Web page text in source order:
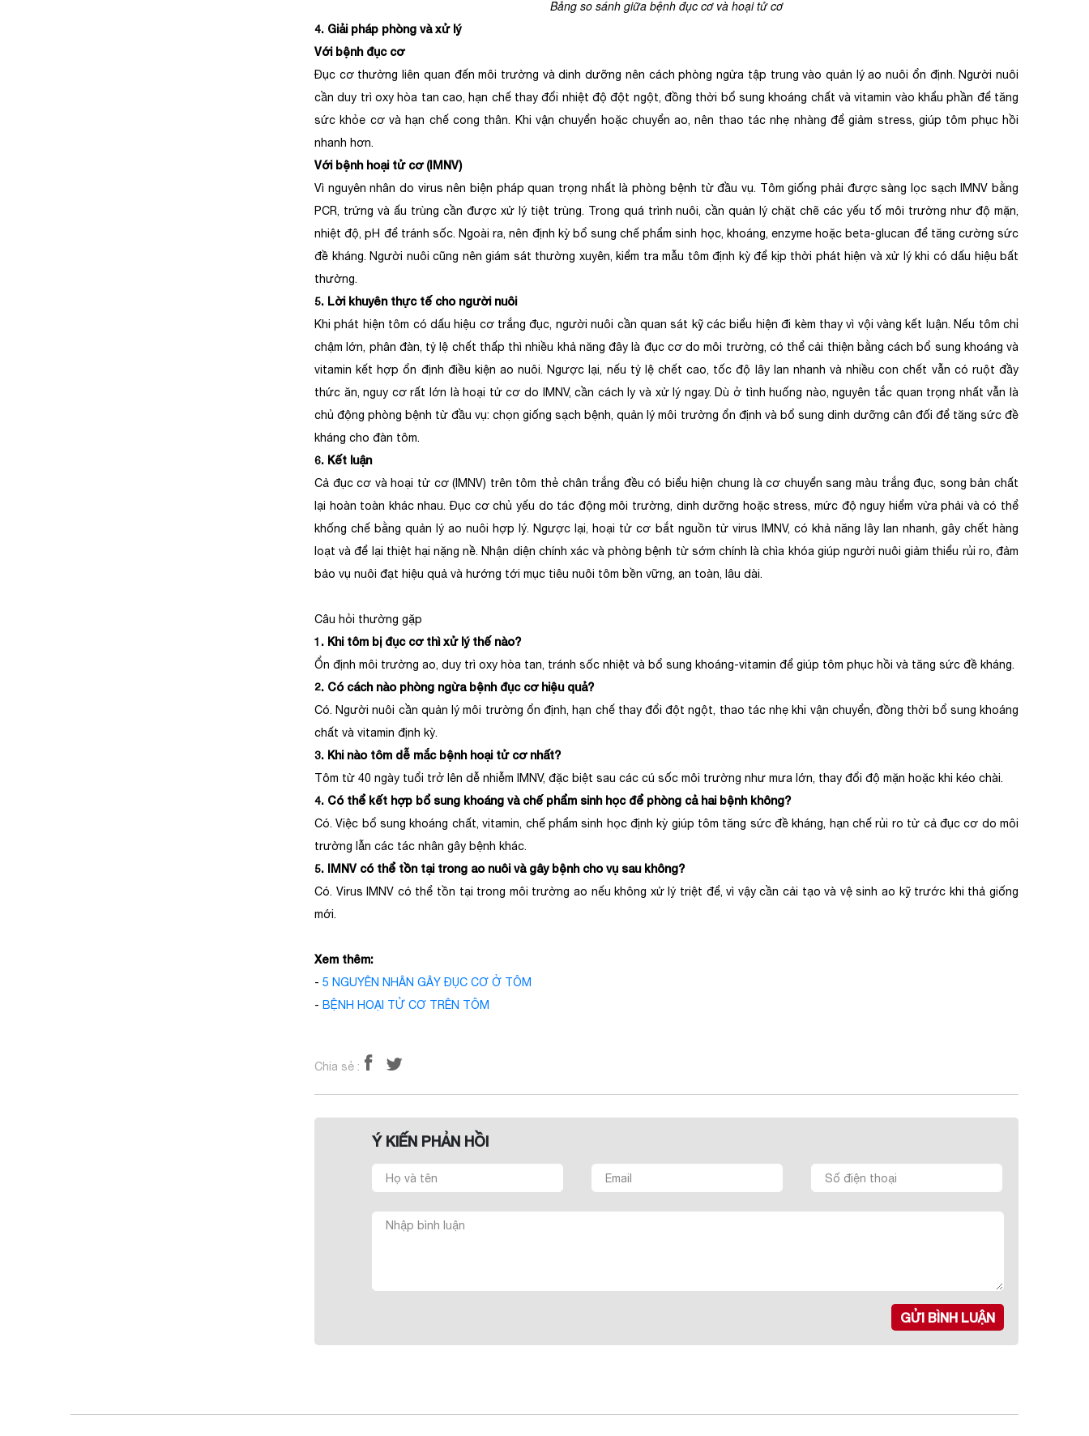
Bảng so sánh giữa bệnh đục cơ và hoại tử cơ
4. Giải pháp phòng và xử lý
Với bệnh đục cơ
Đục cơ thường liên quan đến môi trường và dinh dưỡng nên cách phòng ngừa tập trung vào quản lý ao nuôi ổn định. Người nuôi
cần duy trì oxy hòa tan cao, hạn chế thay đổi nhiệt độ đột ngột, đồng thời bổ sung khoáng chất và vitamin vào khẩu phần để tăng
sức khỏe cơ và hạn chế cong thân. Khi vận chuyển hoặc chuyển ao, nên thao tác nhẹ nhàng để giảm stress, giúp tôm phục hồi
nhanh hơn.
Với bệnh hoại tử cơ (IMNV)
Vì nguyên nhân do virus nên biện pháp quan trọng nhất là phòng bệnh từ đầu vụ. Tôm giống phải được sàng lọc sạch IMNV bằng
PCR, trứng và ấu trùng cần được xử lý tiệt trùng. Trong quá trình nuôi, cần quản lý chặt chẽ các yếu tố môi trường như độ mặn,
nhiệt độ, pH để tránh sốc. Ngoài ra, nên định kỳ bổ sung chế phẩm sinh học, khoáng, enzyme hoặc beta-glucan để tăng cường sức
đề kháng. Người nuôi cũng nên giám sát thường xuyên, kiểm tra mẫu tôm định kỳ để kịp thời phát hiện và xử lý khi có dấu hiệu bất
thường.
5. Lời khuyên thực tế cho người nuôi
Khi phát hiện tôm có dấu hiệu cơ trắng đục, người nuôi cần quan sát kỹ các biểu hiện đi kèm thay vì vội vàng kết luận. Nếu tôm chỉ
chậm lớn, phân đàn, tỷ lệ chết thấp thì nhiều khả năng đây là đục cơ do môi trường, có thể cải thiện bằng cách bổ sung khoáng và
vitamin kết hợp ổn định điều kiện ao nuôi. Ngược lại, nếu tỷ lệ chết cao, tốc độ lây lan nhanh và nhiều con chết vẫn có ruột đầy
thức ăn, nguy cơ rất lớn là hoại tử cơ do IMNV, cần cách ly và xử lý ngay. Dù ở tình huống nào, nguyên tắc quan trọng nhất vẫn là
chủ động phòng bệnh từ đầu vụ: chọn giống sạch bệnh, quản lý môi trường ổn định và bổ sung dinh dưỡng cân đối để tăng sức đề
kháng cho đàn tôm.
6. Kết luận
Cả đục cơ và hoại tử cơ (IMNV) trên tôm thẻ chân trắng đều có biểu hiện chung là cơ chuyển sang màu trắng đục, song bản chất
lại hoàn toàn khác nhau. Đục cơ chủ yếu do tác động môi trường, dinh dưỡng hoặc stress, mức độ nguy hiểm vừa phải và có thể
khống chế bằng quản lý ao nuôi hợp lý. Ngược lại, hoại tử cơ bắt nguồn từ virus IMNV, có khả năng lây lan nhanh, gây chết hàng
loạt và để lại thiệt hại nặng nề. Nhận diện chính xác và phòng bệnh từ sớm chính là chìa khóa giúp người nuôi giảm thiểu rủi ro, đảm
bảo vụ nuôi đạt hiệu quả và hướng tới mục tiêu nuôi tôm bền vững, an toàn, lâu dài.
Câu hỏi thường gặp
1. Khi tôm bị đục cơ thì xử lý thế nào?
Ổn định môi trường ao, duy trì oxy hòa tan, tránh sốc nhiệt và bổ sung khoáng-vitamin để giúp tôm phục hồi và tăng sức đề kháng.
2. Có cách nào phòng ngừa bệnh đục cơ hiệu quả?
Có. Người nuôi cần quản lý môi trường ổn định, hạn chế thay đổi đột ngột, thao tác nhẹ khi vận chuyển, đồng thời bổ sung khoáng
chất và vitamin định kỳ.
3. Khi nào tôm dễ mắc bệnh hoại tử cơ nhất?
Tôm từ 40 ngày tuổi trở lên dễ nhiễm IMNV, đặc biệt sau các cú sốc môi trường như mưa lớn, thay đổi độ mặn hoặc khi kéo chài.
4. Có thể kết hợp bổ sung khoáng và chế phẩm sinh học để phòng cả hai bệnh không?
Có. Việc bổ sung khoáng chất, vitamin, chế phẩm sinh học định kỳ giúp tôm tăng sức đề kháng, hạn chế rủi ro từ cả đục cơ do môi
trường lẫn các tác nhân gây bệnh khác.
5. IMNV có thể tồn tại trong ao nuôi và gây bệnh cho vụ sau không?
Có. Virus IMNV có thể tồn tại trong môi trường ao nếu không xử lý triệt để, vì vậy cần cải tạo và vệ sinh ao kỹ trước khi thả giống
mới.
Xem thêm:
- 5 NGUYÊN NHÂN GÂY ĐỤC CƠ Ở TÔM
- BỆNH HOẠI TỬ CƠ TRÊN TÔM
Chia sẻ :
Ý KIẾN PHẢN HỒI
GỬI BÌNH LUẬN